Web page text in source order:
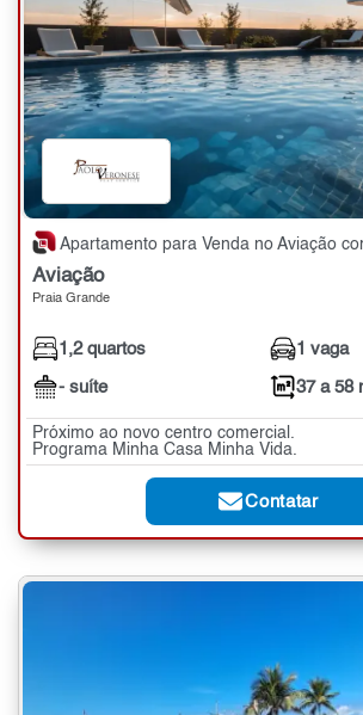
Apartamento para Venda no Aviação com
Aviação
Praia Grande
1,2 quartos
- suíte
1 vaga
37 a 58
Próximo ao novo centro comercial.
Programa Minha Casa Minha Vida.
Contatar